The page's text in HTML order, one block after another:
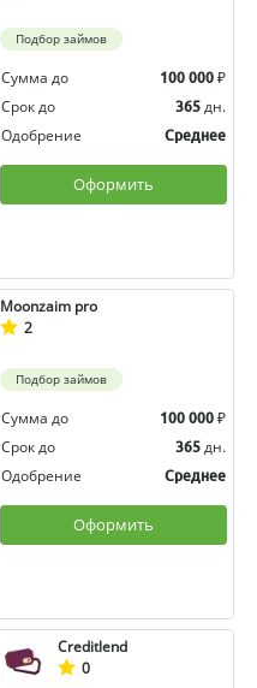
Подбор займов
Сумма до 100 000 ₽
Срок до
365 дн.
Одобрение
Среднее
Оформить
Moonzaim pro
2
Подбор займов
Сумма до 100 000 ₽
Срок до
365 дн.
Одобрение
Среднее
Оформить
Creditlend
0